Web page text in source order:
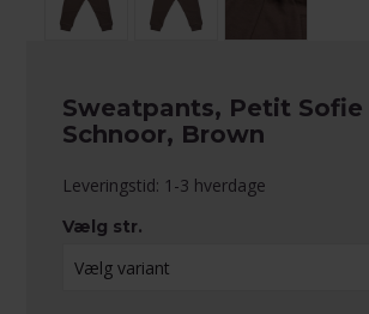
Sweatpants, Petit Sofie
Schnoor, Brown
Leveringstid: 1-3 hverdage
Vælg str.